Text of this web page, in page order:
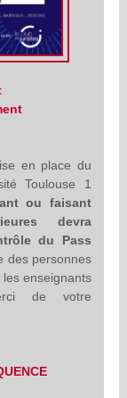
en place du
Toulouse 1
ou faisant
devra
du Pass
des personnes
enseignants
de votre